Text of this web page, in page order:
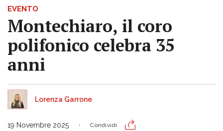
EVENTO
Montechiaro, il coro
polifonico celebra 35
anni
Lorenza Garrone
19 Novembre 2025 Condividi